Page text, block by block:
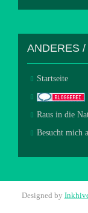
ANDERES
Startseite
Raus in die
Besucht mich
Designed by